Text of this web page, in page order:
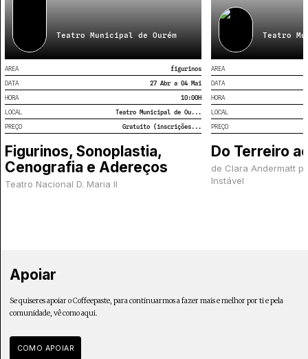
Teatro Municipal de Ourém
AREA
figurinos
DATA
27 Abr a 04 Mai
HORA
10:00H
LOCAL
Teatro Municipal de Ou...
PREÇO
Gratuito (inscrições...
Figurinos, Sonoplastia,
Cenografia e Adereços
Teatro Nacional D. Maria II
Teatro
AREA
DATA
HORA
LOCAL
PREÇO
Do Terreiro
de Clara Andermatt
Instável
Apoiar
Se quiseres apoiar o Coffeepaste, para continuarmos a fazer mais e melhor por ti e pela
comunidade, vê como aqui.
COMO APOIAR